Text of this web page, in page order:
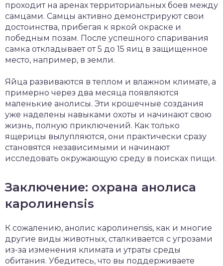
проходит на аренах территориальных боев между
самцами. Самцы активно демонстрируют свои
достоинства, прибегая к яркой окраске и
победным позам. После успешного спаривания
самка откладывает от 5 до 15 яиц в защищенное
место, например, в земли.
Яйца развиваются в теплом и влажном климате, а
примерно через два месяца появляются
маленькие анолисы. Эти крошечные создания
уже наделены навыками охоты и начинают свою
жизнь, полную приключений. Как только
ящерицы вылупляются, они практически сразу
становятся независимыми и начинают
исследовать окружающую среду в поисках пищи.
Заключение: охрана анолиса
каролинensis
К сожалению, анолис каролинensis, как и многие
другие виды животных, сталкивается с угрозами
из-за изменения климата и утраты среды
обитания. Убедитесь, что вы поддерживаете